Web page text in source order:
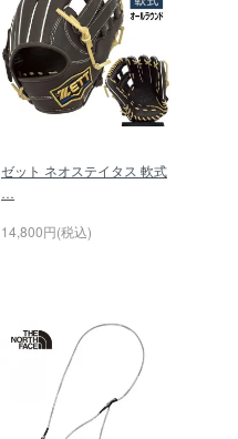
ゼット ネオステイタス 軟式
…
14,800円(税込)